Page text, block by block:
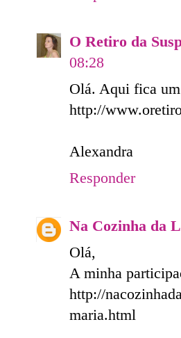
O Retiro da
08:28
Olá. Aqui fica
http://
Alexandra
Responder
Na Cozinha da
Olá,
A minha
http://
maria.html